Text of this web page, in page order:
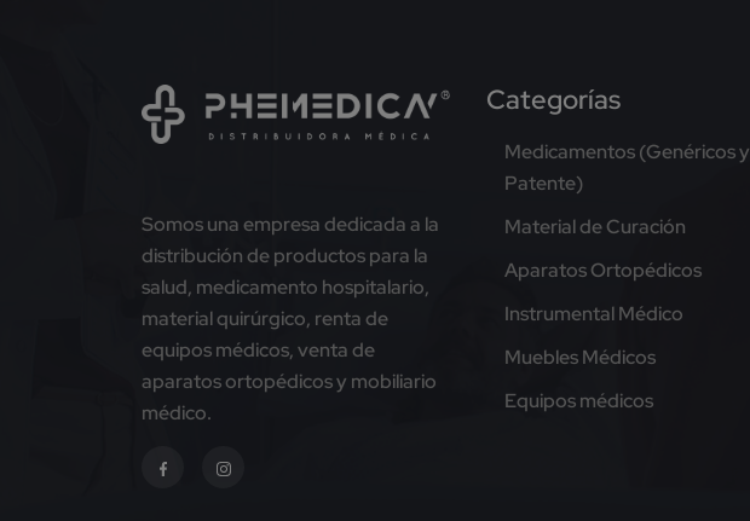
Somos una empresa dedicada a la
distribución de productos para la
salud, medicamento hospitalario,
material quirúrgico, renta de
equipos médicos, venta de
aparatos ortopédicos y mobiliario
médico.
Categorías
Medicamentos (Genéricos y
Patente)
Material de Curación
Aparatos Ortopédicos
Instrumental Médico
Muebles Médicos
Equipos médicos